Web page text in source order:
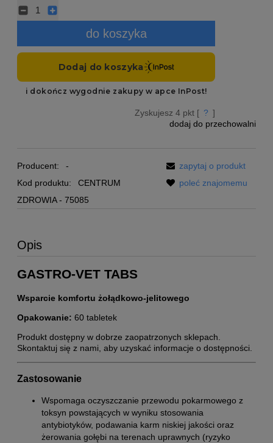
do koszyka
Zyskujesz4 pkt [ ? ]
dodaj do przechowalni
Producent:
-
Kod produktu:
CENTRUM
ZDROWIA - 75085
zapytaj o produkt
poleć znajomemu
Opis
GASTRO-VET TABS
Wsparcie komfortu żołądkowo-jelitowego
Opakowanie: 60 tabletek
Produkt dostępny w dobrze zaopatrzonych sklepach.
Skontaktuj się z nami, aby uzyskać informacje o dostępności.
Zastosowanie
Wspomaga oczyszczanie przewodu pokarmowego z
toksyn powstających w wyniku stosowania
antybiotyków, podawania karm niskiej jakości oraz
żerowania gołębi na terenach uprawnych (ryzyko